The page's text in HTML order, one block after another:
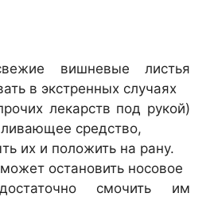
вишневые листья
в экстренных случаях
лекарств под рукой)
средство,
их и положить на рану.
остановить носовое
смочить им